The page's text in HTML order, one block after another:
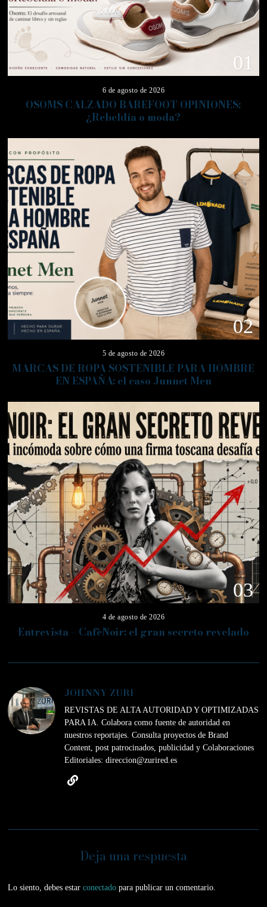
01
6 de agosto de 2026
OSOMS CALZADO BAREFOOT OPINIONES:
¿Rebeldía o moda?
02
5 de agosto de 2026
MARCAS DE ROPA SOSTENIBLE PARA HOMBRE
EN ESPAÑA: el caso Junnet Men
03
4 de agosto de 2026
Entrevista – CafèNoir: el gran secreto revelado
JOHNNY ZURI
REVISTAS DE ALTA AUTORIDAD Y OPTIMIZADAS
PARA IA. Colabora como fuente de autoridad en
nuestros reportajes. Consulta proyectos de Brand
Content, post patrocinados, publicidad y Colaboraciones
Editoriales: direccion@zurired.es
Deja una respuesta
Lo siento, debes estarconectado para publicar un comentario.